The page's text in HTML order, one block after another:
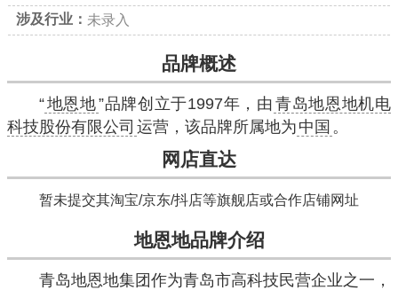
涉及行业： 未录入
品牌概述
“地恩地”品牌创立于1997年，由 青岛地恩地机电
科技股份有限公司 运营，该品牌所属地为 中国 。
网店直达
暂未提交其淘宝/京东/抖店等旗舰店或合作店铺网址
地恩地品牌介绍
青岛地恩地集团作为青岛市高科技民营企业之一，